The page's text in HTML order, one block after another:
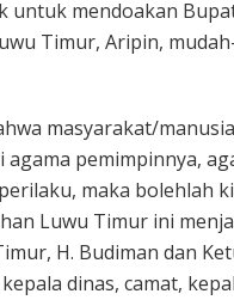
untuk mendoakan
Timur, Aripin,
masyarakat/
pemimpinnya,
maka bolehlah
Luwu Timur ini
H. Budiman dan
dinas, camat,